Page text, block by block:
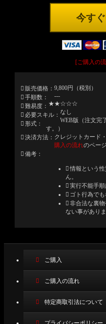
今す
[ご購入の
販売価格
9,800円（税別）
手順数
---
難易度
★★☆☆☆
必要スキル
なし
形式
WEB版（注文完
す。）
決済方法
クレジットカード
購入の流れのペー
備考
情報という
ん。
実行不能手順
ゴト行為でも
非合法な裏
ない事がありま
ご購入
ご購入の流れ
特定商取引法について